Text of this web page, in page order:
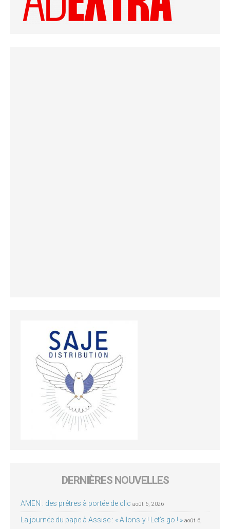
DERNIÈRES NOUVELLES
AMEN : des prêtres à portée de clic août 6, 2026
La journée du pape à Assise : « Allons-y ! Let’s go ! » août 6,